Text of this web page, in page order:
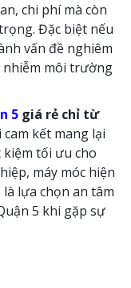
chi phí mà còn
Đặc biệt nếu
vấn đề nghiêm
nhiễm môi trường
5 giá rẻ chỉ từ
kết mang lại
tối ưu cho
máy móc hiện
lựa chọn an tâm
5 khi gặp sự